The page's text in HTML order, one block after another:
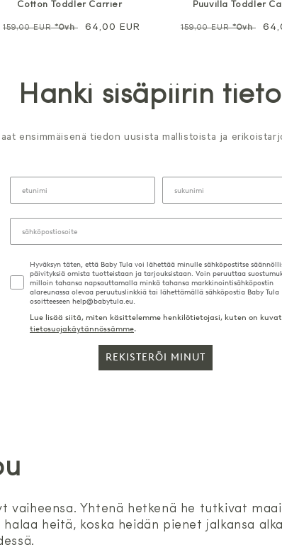
Cotton Toddler Carrier
Normaali
159,00 EUR*Ovh Alennushinta
64,00 EUR
Puuvilla Toddler
Normaali
159,00 EUR*Ovh
Hanki sisäpiirin
ensimmäisenä tiedon uusista mallistoista ja
Hyväksyn täten, että Baby Tula voi lähettää minulle sähköpostitse
päivityksiä omista tuotteistaan ja tarjouksistaan. Voin peruuttaa
milloin tahansa napsauttamalla minkä tahansa markkinointisähköpostin
alareunassa olevaa peruutuslinkkiä tai lähettämällä sähköpostia Baby Tula
osoitteeseen help@babytula.eu.
Lue lisää siitä, miten käsittelemme henkilötietojasi, kuten on
tietosuojakäytännössämme.
REKISTERÖI MINUT
vaiheensa. Yhtenä hetkenä he tutkivat
heitä, koska heidän pienet jalkansa